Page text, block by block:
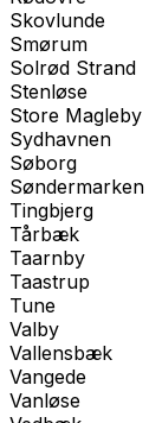
Skovlunde
Smørum
Solrød Strand
Stenløse
Store Magleby
Sydhavnen
Søborg
Søndermarken
Tingbjerg
Tårbæk
Taarnby
Taastrup
Tune
Valby
Vallensbæk
Vangede
Vanløse